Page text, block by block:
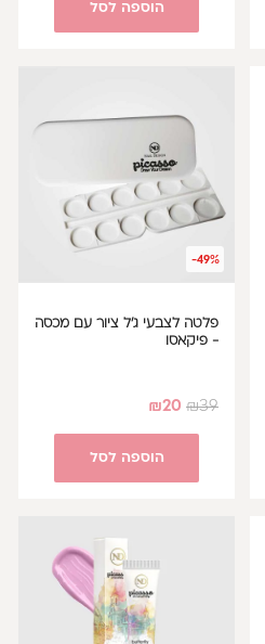
הוספה לסל
-49%
פלטה לצבעי ג'ל ציור עם מכסה
- פיקאסו
₪39
₪20
הוספה לסל